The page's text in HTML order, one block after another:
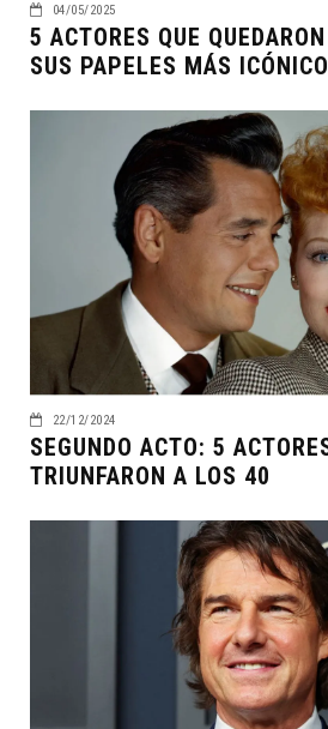
04/05/2025
5 ACTORES QUE
SUS PAPELES MÁS
22/12/2024
SEGUNDO ACTO: 5
TRIUNFARON A LOS 40